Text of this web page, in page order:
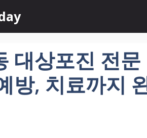
대상포진 전
방, 치료까지